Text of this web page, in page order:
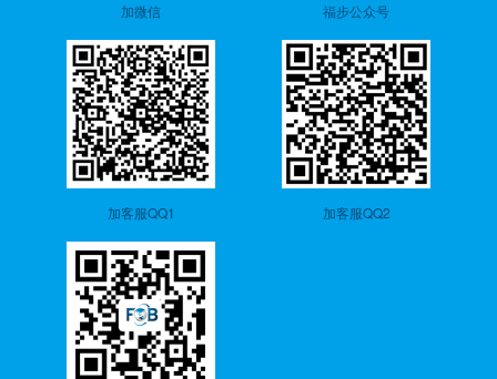
加微信 福步公众号
加客服QQ1 加客服QQ2